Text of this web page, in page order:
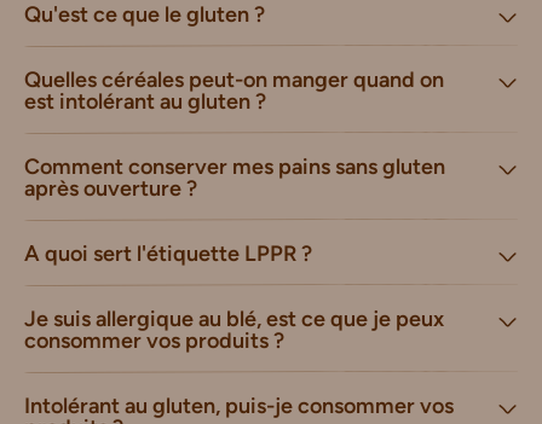
Qu'est ce que le gluten ?
Quelles céréales peut-on manger quand on
est intolérant au gluten ?
Comment conserver mes pains sans gluten
après ouverture ?
A quoi sert l'étiquette LPPR ?
Je suis allergique au blé, est ce que je peux
consommer vos produits ?
Intolérant au gluten, puis-je consommer vos